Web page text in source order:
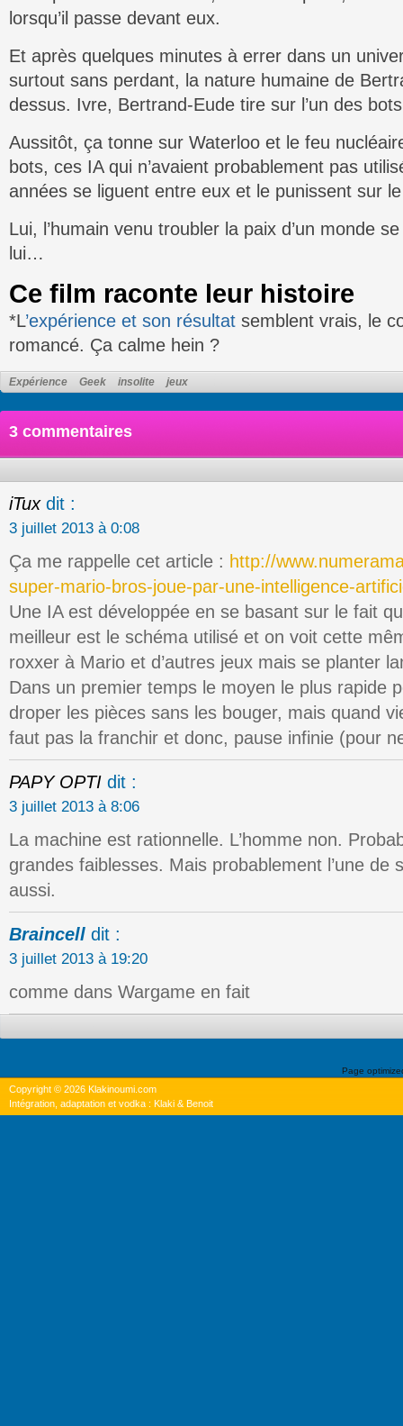
lorsqu’il passe devant eux.
Et après quelques minutes à errer dans un
surtout sans perdant, la nature humaine de
dessus. Ivre, Bertrand-Eude tire sur l’un des
Aussitôt, ça tonne sur Waterloo et le feu
bots, ces IA qui n’avaient probablement pas
années se liguent entre eux et le punissent sur
Lui, l’humain venu troubler la paix d’un monde
lui…
Ce film raconte leur histoire
*L’expérience et son résultat semblent vrais, le
romancé. Ça calme hein ?
Expérience Geek insolite jeux
3 commentaires
iTux dit :
3 juillet 2013 à 0:08
Ça me rappelle cet article : http://
super-mario-bros-joue-par-une-intelligence-
Une IA est développée en se basant sur le fait
meilleur est le schéma utilisé et on voit cette
roxxer à Mario et d’autres jeux mais se planter
Dans un premier temps le moyen le plus rapide
droper les pièces sans les bouger, mais quand
faut pas la franchir et donc, pause infinie (pour
PAPY OPTI dit :
3 juillet 2013 à 8:06
La machine est rationnelle. L’homme non.
grandes faiblesses. Mais probablement l’une de
aussi.
Braincell dit :
3 juillet 2013 à 19:20
comme dans Wargame en fait
Page
Copyright © 2026 Klakinoumi.com
Intégration, adaptation et vodka : Klaki & Benoit